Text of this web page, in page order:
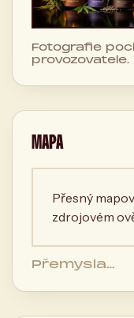
Fotografie
provozovatele.
MAPA
Přesný
zdrojovém
Přemysla
České